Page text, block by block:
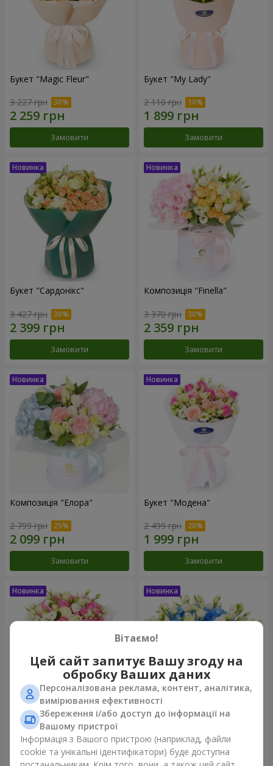
Букет "Magic Fleur"
3 227 грн
Замовити
Букет "My Lady"
2 110 грн
Замовити
Букет "Сардонікс"
3 427 грн
Замовити
Композиція "Finella"
3 370 грн
Замовити
Композиція "Елора"
2 799 грн
Замовити
Букет "Модена"
2 499 грн
Замовити
Букет "Piedmont"
5 332 грн
Композиція "Сільвія"
3 427 грн
Вітаємо!
Цей сайт запитує Вашу згоду на
обробку Ваших даних
Персоналізована реклама, контент, аналітика,
вимірювання ефективності
Збереження і/або доступ до інформації на
Вашому пристрої
Інформація з Вашого пристрою (наприклад, файли
cookie та унікальні ідентифікатори) буде доступна